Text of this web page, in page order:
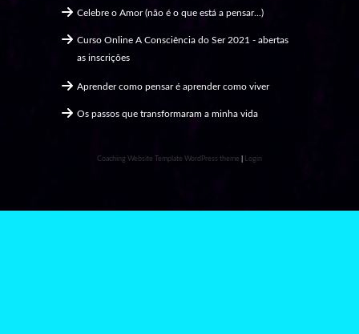
Celebre o Amor (não é o que está a pensar...)
Curso Online A Consciência do Ser 2021 - abertas
as inscrições
Aprender como pensar é aprender como viver
Os passos que transformaram a minha vida
Coaching Website Template WordPress theme Login